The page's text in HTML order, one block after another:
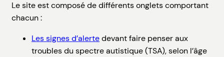
Le site est composé de différents onglets comportant
chacun :
Les signes d’alertedevant faire penser aux
troubles du spectre autistique (TSA), selon l’âge